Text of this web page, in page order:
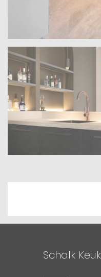
Schalk